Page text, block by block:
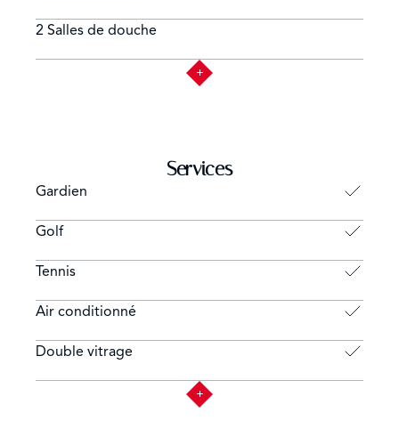
2 Salles de douche
Services
Gardien
Golf
Tennis
Air conditionné
Double vitrage